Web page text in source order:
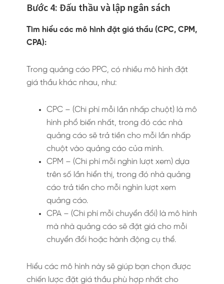
Bước 4: Đấu thầu và lập ngân sách
Tìm hiểu các mô hình đặt giá thầu (CPC, CPM,
CPA):
Trong quảng cáo PPC, có nhiều mô hình đặt
giá thầu khác nhau, như:
CPC – (Chi phí mỗi lần nhấp chuột) là mô
hình phổ biến nhất, trong đó các nhà
quảng cáo sẽ trả tiền cho mỗi lần nhấp
chuột vào quảng cáo của mình.
CPM – (Chi phí mỗi nghìn lượt xem) dựa
trên số lần hiển thị, trong đó nhà quảng
cáo trả tiền cho mỗi nghìn lượt xem
quảng cáo.
CPA – (Chi phí mỗi chuyển đổi) là mô hình
mà nhà quảng cáo sẽ đặt giá cho mỗi
chuyển đổi hoặc hành động cụ thể.
Hiểu các mô hình này sẽ giúp bạn chọn được
chiến lược đặt giá thầu phù hợp nhất cho